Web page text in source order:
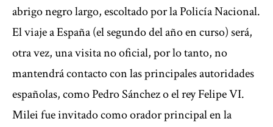
abrigo negro largo, escoltado por la Policía Nacional.
El viaje a España (el segundo del año en curso) será,
otra vez, una visita no oficial, por lo tanto, no
mantendrá contacto con las principales autoridades
españolas, como Pedro Sánchez o el rey Felipe VI.
Milei fue invitado como orador principal enla